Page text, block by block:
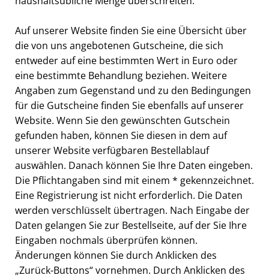
Auf unserer Website finden Sie eine Übersicht über
die von uns angebotenen Gutscheine, die sich
entweder auf eine bestimmten Wert in Euro oder
eine bestimmte Behandlung beziehen. Weitere
Angaben zum Gegenstand und zu den Bedingungen
für die Gutscheine finden Sie ebenfalls auf unserer
Website. Wenn Sie den gewünschten Gutschein
gefunden haben, können Sie diesen in dem auf
unserer Website verfügbaren Bestellablauf
auswählen. Danach können Sie Ihre Daten eingeben.
Die Pflichtangaben sind mit einem * gekennzeichnet.
Eine Registrierung ist nicht erforderlich. Die Daten
werden verschlüsselt übertragen. Nach Eingabe der
Daten gelangen Sie zur Bestellseite, auf der Sie Ihre
Eingaben nochmals überprüfen können.
Änderungen können Sie durch Anklicken des
„Zurück-Buttons“ vornehmen. Durch Anklicken des